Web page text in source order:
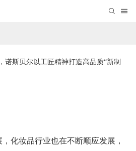
诺斯贝尔以工匠精神打造高品质“新制
化妆品行业也在不断顺应发展，